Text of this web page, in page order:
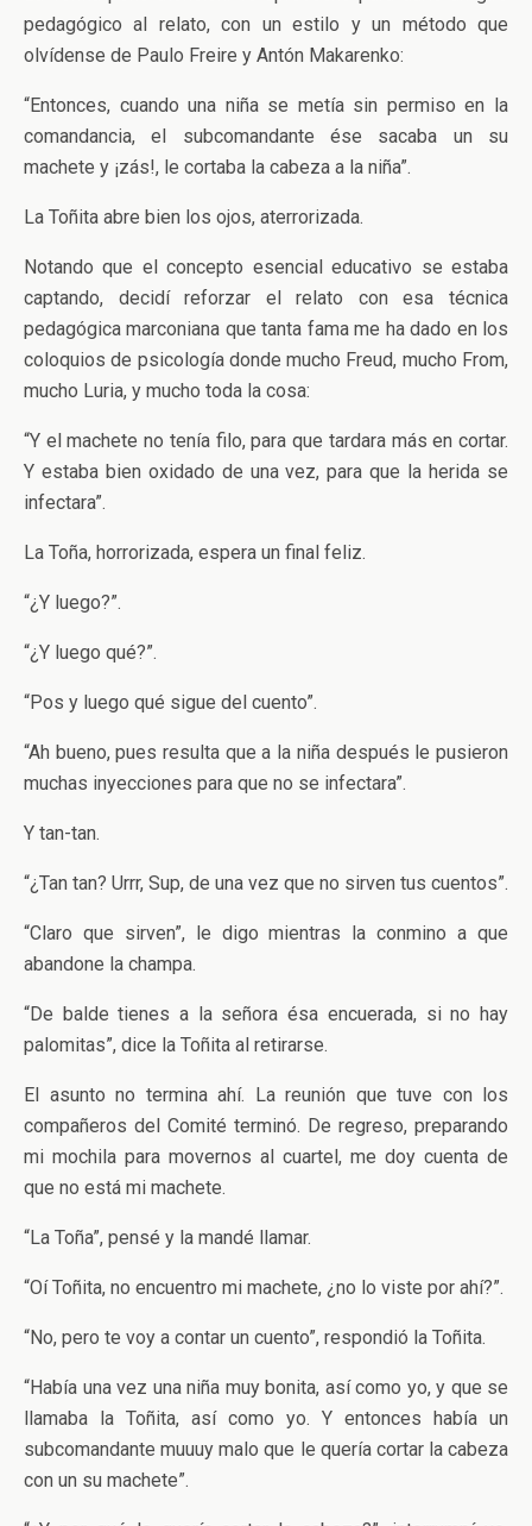
pedagógico al relato, con un estilo y un método que
olvídense de Paulo Freire y Antón Makarenko:
“Entonces, cuando una niña se metía sin permiso en la
comandancia, el subcomandante ése sacaba un su
machete y ¡zás!, le cortaba la cabeza a la niña”.
La Toñita abre bien los ojos, aterrorizada.
Notando que el concepto esencial educativo se estaba
captando, decidí reforzar el relato con esa técnica
pedagógica marconiana que tanta fama me ha dado en los
coloquios de psicología donde mucho Freud, mucho From,
mucho Luria, y mucho toda la cosa:
“Y el machete no tenía filo, para que tardara más en cortar.
Y estaba bien oxidado de una vez, para que la herida se
infectara”.
La Toña, horrorizada, espera un final feliz.
“¿Y luego?”.
“¿Y luego qué?”.
“Pos y luego qué sigue del cuento”.
“Ah bueno, pues resulta que a la niña después le pusieron
muchas inyecciones para que no se infectara”.
Y tan-tan.
“¿Tan tan? Urrr, Sup, de una vez que no sirven tus cuentos”.
“Claro que sirven”, le digo mientras la conmino a que
abandone la champa.
“De balde tienes a la señora ésa encuerada, si no hay
palomitas”, dice la Toñita al retirarse.
El asunto no termina ahí. La reunión que tuve con los
compañeros del Comité terminó. De regreso, preparando
mi mochila para movernos al cuartel, me doy cuenta de
que no está mi machete.
“La Toña”, pensé y la mandé llamar.
“Oí Toñita, no encuentro mi machete, ¿no lo viste por ahí?”.
“No, pero te voy a contar un cuento”, respondió la Toñita.
“Había una vez una niña muy bonita, así como yo, y que se
llamaba la Toñita, así como yo. Y entonces había un
subcomandante muuuy malo que le quería cortar la cabeza
con un su machete”.